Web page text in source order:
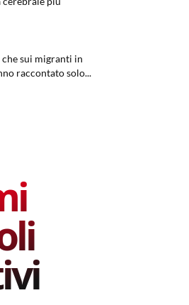
sui migranti in
raccontato solo...